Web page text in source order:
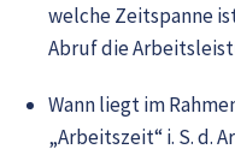
welche Zeitspanne
Abruf die
Wann liegt im
„Arbeitszeit“ i. S. d.